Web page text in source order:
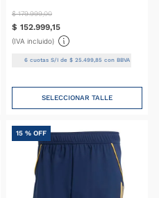
$ 179.999,00
$ 152.999,15
(IVA incluido)
6cuotas S/I de $ 25.499,85con BBVA
SELECCIONAR TALLE
15 % OFF